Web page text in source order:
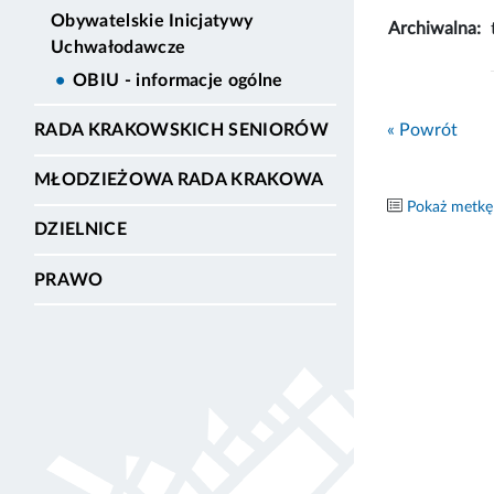
Obywatelskie Inicjatywy
Uchwałodawcze
OBIU - informacje ogólne
RADA KRAKOWSKICH SENIORÓW
MŁODZIEŻOWA RADA KRAKOWA
DZIELNICE
PRAWO
Archiwalna:
« Powrót
Pokaż metkę